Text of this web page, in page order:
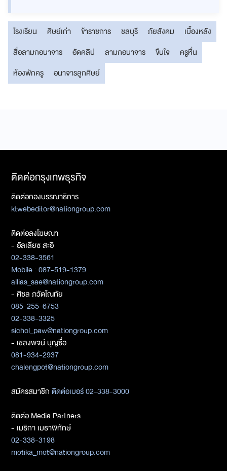
โรงเรียน ศิษย์เก่า ข้าราชการ ชลบุรี ภัยสังคม
เบื้องหลัง
สื่อลามกอนาจาร
อัดคลิป ลามกอนาจาร ขืนใจ
ครูหื่น
ห้องพักครู
อนาจารลูกศิษย์
ติดต่อกรุงเทพธุรกิจ
ติดต่อกองบรรณาธิการ
ktwebeditor@nationgroup.com
ติดต่อลงโฆษณา
- อัลเลียซ สะอิ
02-338-3561
Mobile : 087-519-1379
allias_sae@nationgroup.com
- ศิชล ภวัตโณทัย
085-255-6753
02-338-3325
sichol_paw@nationgroup.com
- เชลงพจน์ บุญซื่อ
081-934-2937
chalengpot@nationgroup.com
สมัครสมาชิกติดต่อเบอร์ 02-338-3000
ติดต่อ Media Partners
- เมธิกา เมธาพิทักษ์
02-338-3198
metika_met@nationgroup.com